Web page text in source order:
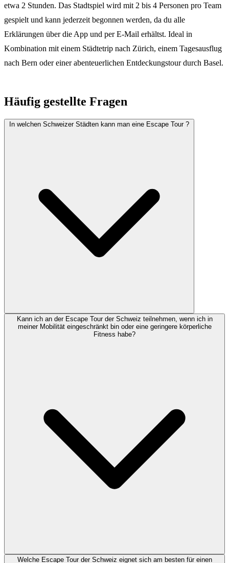
etwa 2 Stunden. Das Stadtspiel wird mit 2 bis 4 Personen pro Team
gespielt und kann jederzeit begonnen werden, da du alle
Erklärungen über die App und per E-Mail erhältst. Ideal in
Kombination mit einem Städtetrip nach Zürich, einem Tagesausflug
nach Bern oder einer abenteuerlichen Entdeckungstour durch Basel.
Häufig gestellte Fragen
In welchen Schweizer Städten kann man eine Escape Tour ?
Kann ich an der Escape Tour der Schweiz teilnehmen, wenn ich in
meiner Mobilität eingeschränkt bin oder eine geringere körperliche
Fitness habe?
Welche Escape Tour der Schweiz eignet sich am besten für einen